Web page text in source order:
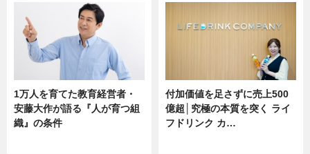
1万人を育てた教育経営者・
安藤大作が語る『人が育つ組
織』の条件
付加価値を足さずに売上500
億超│究極の本質を突く ライ
フドリンク カ…